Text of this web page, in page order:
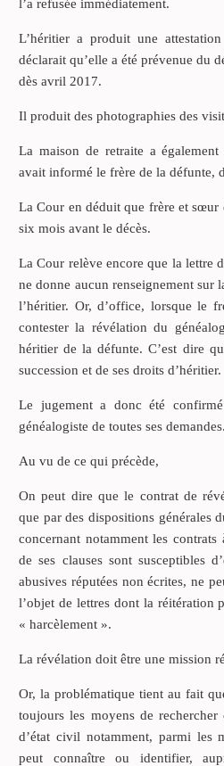
l’a refusée immédiatement.
L’héritier a produit une
déclarait qu’elle a été prévenue du
dès avril 2017.
Il produit des photographies des
La maison de retraite a également
avait informé le frère de la défunte,
La Cour en déduit que frère et sœur
six mois avant le décès.
La Cour relève encore que la lettre
ne donne aucun renseignement sur
l’héritier. Or, d’office, lorsque le
contester la révélation du
héritier de la défunte. C’est dire
succession et de ses droits d’héritier.
Le jugement a donc été
généalogiste de toutes ses demandes.
Au vu de ce qui précède,
On peut dire que le contrat de
que par des dispositions générales
concernant notamment les
de ses clauses sont susceptibles
abusives réputées non écrites, ne
l’objet de lettres dont la réitération
« harcèlement ».
La révélation doit être une mission
Or, la problématique tient au fait
toujours les moyens de rechercher
d’état civil notamment, parmi les
peut connaître ou identifier,